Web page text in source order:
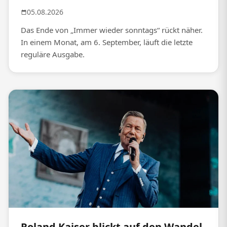
05.08.2026
Das Ende von „Immer wieder sonntags“ rückt näher.
In einem Monat, am 6. September, läuft die letzte
reguläre Ausgabe.